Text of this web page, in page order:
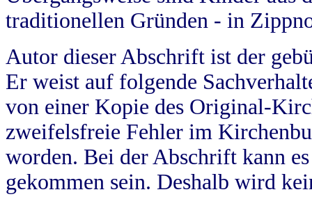
traditionellen Gründen - in
Autor dieser Abschrift ist der
Er weist auf folgende
von einer Kopie des Original-
zweifelsfreie Fehler im
worden. Bei der Abschrift kann
gekommen sein. Deshalb wird